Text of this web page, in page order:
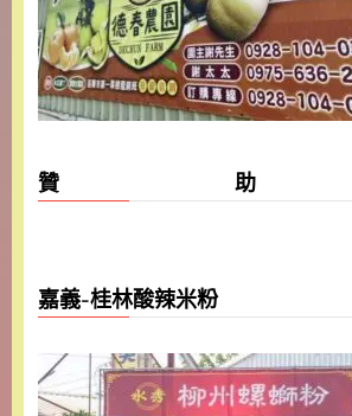
贊 助
嘉義-桂林酸辣米粉